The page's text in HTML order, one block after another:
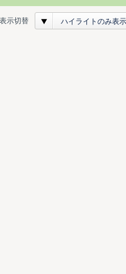
表示切替 ハイライトのみ表示